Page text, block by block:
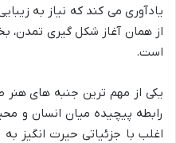
یادآوری می کند که نیاز به
از همان آغاز شکل گیری تمدن،
است.
یکی از مهم ترین جنبه های هنر
رابطه پیچیده میان انسان و
اغلب با جزئیاتی حیرت انگیز